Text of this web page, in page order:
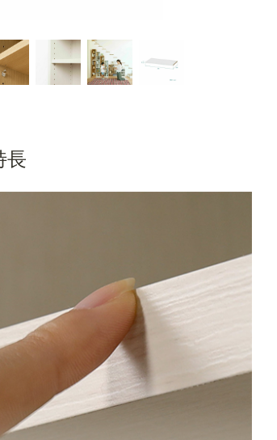
タナリオ本体幅59ｃ
長